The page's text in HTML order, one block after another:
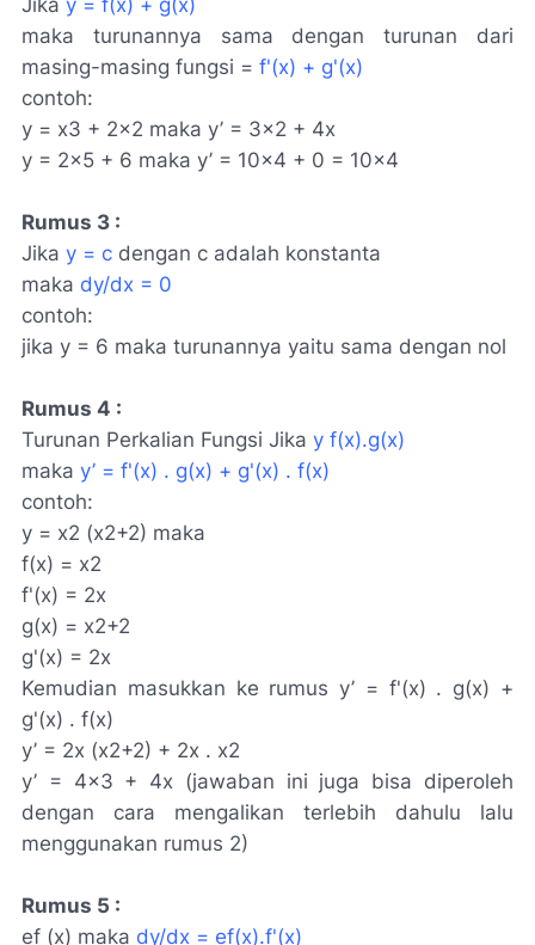
maka turunannya sama dengan turunan dari
masing-masing fungsi = f'(x) + g'(x)
contoh:
y = x3 + 2×2 maka y’ = 3×2 + 4x
y = 2×5 + 6 maka y’ = 10×4 + 0 = 10×4
Rumus 3 :
Jika y = c dengan c adalah konstanta
maka dy/dx = 0
contoh:
jika y = 6 maka turunannya yaitu sama dengan nol
Rumus 4 :
Turunan Perkalian Fungsi Jika y f(x).g(x)
maka y’ = f'(x) . g(x) + g'(x) . f(x)
contoh:
y = x2 (x2+2) maka
f(x) = x2
f'(x) = 2x
g(x) = x2+2
g'(x) = 2x
Kemudian masukkan ke rumus y’ = f'(x) . g(x) +
g'(x) . f(x)
y’ = 2x (x2+2) + 2x . x2
y’ = 4×3 + 4x (jawaban ini juga bisa diperoleh
dengan cara mengalikan terlebih dahulu lalu
menggunakan rumus 2)
Rumus 5 :
ef (x) maka dy/dx = ef(x).f'(x)